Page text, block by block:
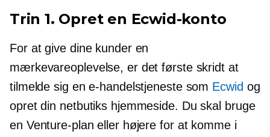
Trin 1. Opret en Ecwid-konto
For at give dine kunder en
mærkevareoplevelse, er det første skridt at
tilmelde sig en e-handelstjeneste som Ecwid og
opret din netbutiks hjemmeside. Du skal bruge
en Venture-plan eller højere for at komme i